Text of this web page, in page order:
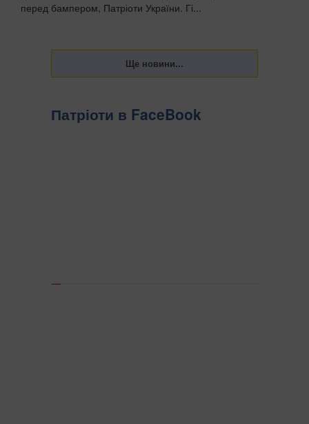
перед бампером, Патріоти України. Гі...
Патріоти в FaceBook